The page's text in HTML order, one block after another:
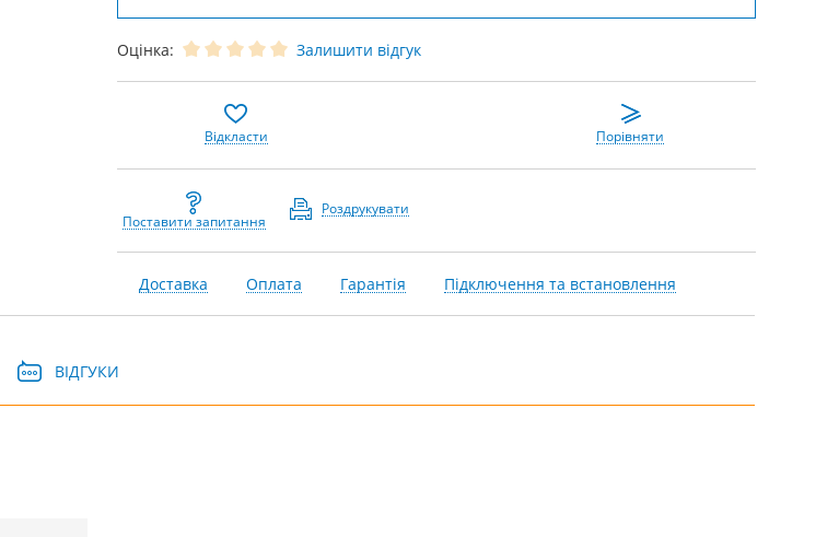
Оцінка: Залишити відгук
Відкласти Порівняти
Поставити запитання
Роздрукувати
Доставка Оплата Гарантія Підключення та встановлення
ВІДГУКИ